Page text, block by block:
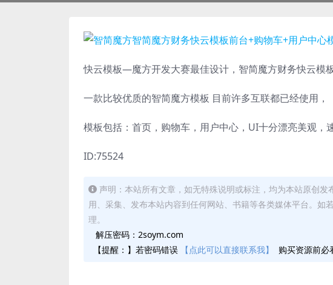
快云模板—魔方开发大赛最佳设计，智简魔方财务快云模
一款比较优质的智简魔方模板 目前许多互联都已经使用，
模板包括：首页，购物车，用户中心，UI十分漂亮美观，
ID:75524
声明：本站所有文章，如无特殊说明或标注，均为本站原创
用、采集、发布本站内容到任何网站、书籍等各类媒体平台。如
理。
解压密码：2soym.com
【提醒：】若密码错误
【点此可以直接联系我】 购买资源前必